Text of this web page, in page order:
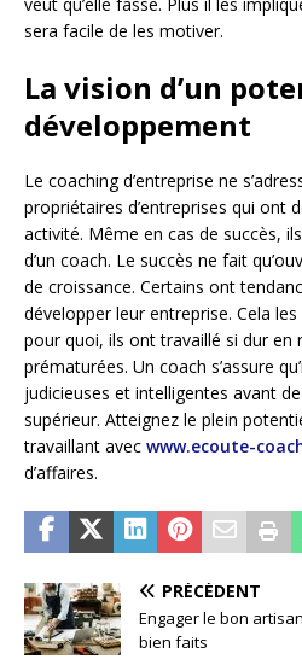
veut qu’elle fasse. Plus il les
sera facile de les motiver.
La vision d’un
développement
Le coaching d’entreprise ne
propriétaires d’entreprises qui ont
activité. Même en cas de succès,
d’un coach. Le succès ne fait
de croissance. Certains ont
développer leur entreprise. Cela
pour quoi, ils ont travaillé si dur en
prématurées. Un coach s’assure
judicieuses et intelligentes avant
supérieur. Atteignez le plein
travaillant avec www.ecoute-
d’affaires.
PRÉCÉDENT
Engager le bon
bien faits